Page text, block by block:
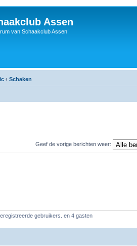
Assen
van Schaakclub Assen!
‹ Schaken
Geef de vorige berichten weer:
gebruikers. en 4 gasten